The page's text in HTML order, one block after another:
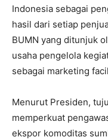
Indonesia sebagai
hasil dari setiap
BUMN yang ditunjuk
usaha pengelola
sebagai marketing
Menurut Presiden,
memperkuat
ekspor komoditas